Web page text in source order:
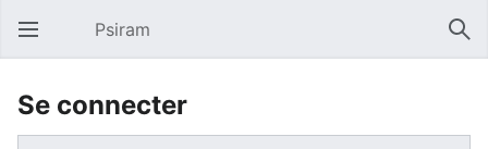
Ouvrir le menu principal Psiram
Se connecter